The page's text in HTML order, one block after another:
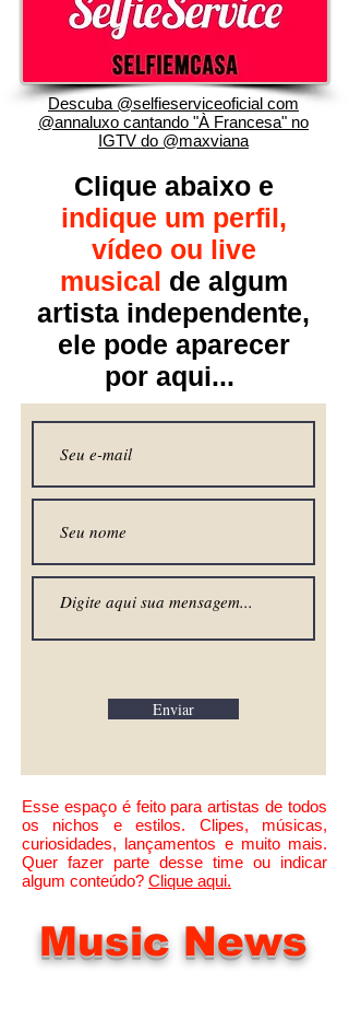
Descuba @selfieserviceoficial com
@annaluxo cantando "À Francesa" no
IGTV do @maxviana
Clique abaixo e
indique um perfil,
vídeo ou live
musical de algum
artista independente,
ele pode aparecer
por aqui...
Enviar
Esse espaço é feito para artistas de todos
os nichos e estilos. Clipes, músicas,
curiosidades, lançamentos e muito mais.
Quer fazer parte desse time ou indicar
algum conteúdo? Clique aqui.
Music News